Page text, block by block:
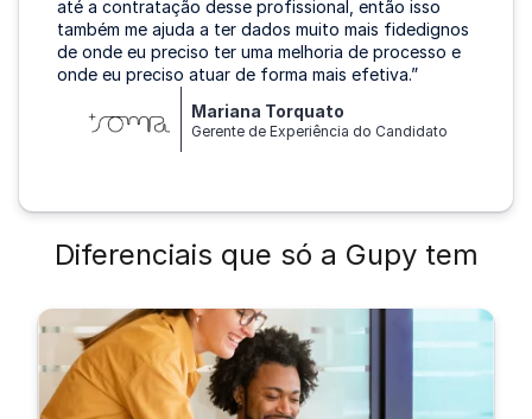
até a contratação desse profissional, então isso
também me ajuda a ter dados muito mais fidedignos
de onde eu preciso ter uma melhoria de processo e
onde eu preciso atuar de forma mais efetiva.”
Mariana Torquato
Gerente de Experiência do Candidato
Diferenciais que só a Gupy tem